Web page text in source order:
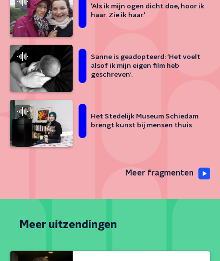
'Als ik mijn ogen dicht doe, hoor ik
haar. Zie ik haar.'
Sanne is geadopteerd: 'Het voelt
alsof ik mijn eigen film heb
geschreven'.
Het Stedelijk Museum Schiedam
brengt kunst bij mensen thuis
Meer fragmenten
Meer uitzendingen